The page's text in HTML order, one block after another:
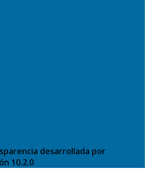
desarrollada por
10.2.0